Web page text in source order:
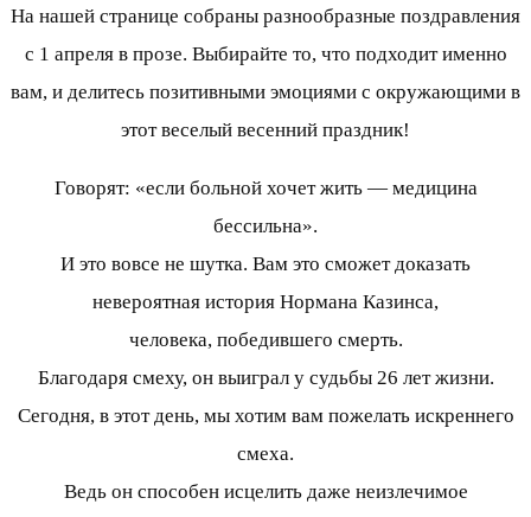
На нашей странице собраны разнообразные поздравления
с 1 апреля в прозе. Выбирайте то, что подходит именно
вам, и делитесь позитивными эмоциями с окружающими в
этот веселый весенний праздник!
Говорят: «если больной хочет жить — медицина
бессильна».
И это вовсе не шутка. Вам это сможет доказать
невероятная история Нормана Казинса,
человека, победившего смерть.
Благодаря смеху, он выиграл у судьбы 26 лет жизни.
Сегодня, в этот день, мы хотим вам пожелать искреннего
смеха.
Ведь он способен исцелить даже неизлечимое